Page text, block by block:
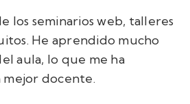
los seminarios web, talleres
He aprendido mucho
aula, lo que me ha
docente.